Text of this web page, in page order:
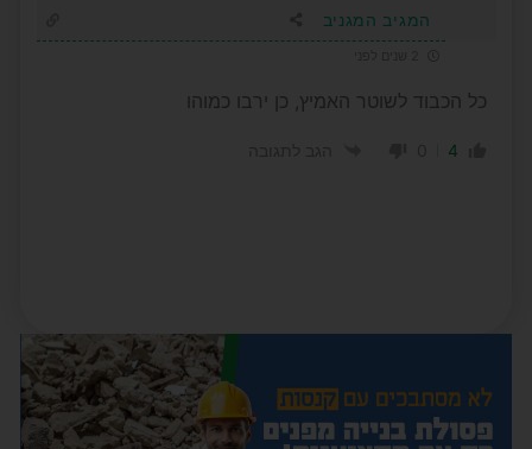
המגיב המגניב
כל הכבוד לשוטר האמיץ, כן ירבו כמוהו
4